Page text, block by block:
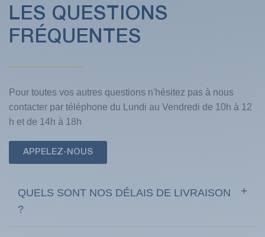
LES QUESTIONS
FRÉQUENTES
Pour toutes vos autres questions n'hésitez pas à nous
contacter par téléphone du Lundi au Vendredi de 10h à 12
h et de 14h à 18h
APPELEZ-NOUS
QUELS SONT NOS DÉLAIS DE LIVRAISON
?